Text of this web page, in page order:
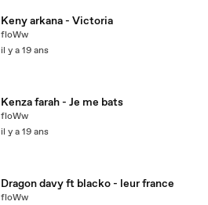
Keny arkana - Victoria
floWw
il y a 19 ans
Kenza farah - Je me bats
floWw
il y a 19 ans
Dragon davy ft blacko - leur france
floWw